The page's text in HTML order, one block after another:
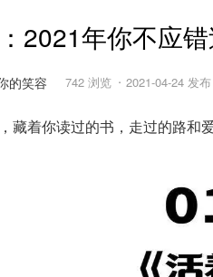
2021年你不应
的笑容 742 浏览 2021-04-24 发布
藏着你读过的书，走过的路和